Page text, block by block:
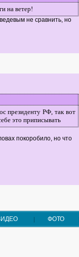
на ветер!
не сравнить, но
президенту РФ, так вот
это приписывать
покоробило, но что
ФОТО